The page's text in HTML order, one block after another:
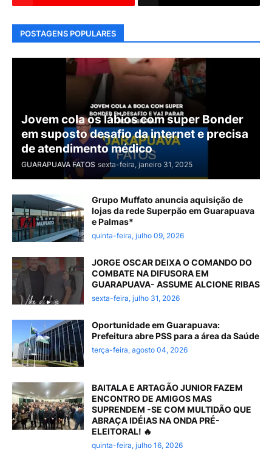
POSTAGENS POPULARES
Jovem cola os lábios com super Bonder
em suposto desafio da internet e precisa
de atendimento médico
GUARAPUAVA FATOS sexta-feira, janeiro 31, 2025
Grupo Muffato anuncia aquisição de
lojas da rede Superpão em Guarapuava
e Palmas*
quinta-feira, julho 09, 2026
JORGE OSCAR DEIXA O COMANDO DO
COMBATE NA DIFUSORA EM
GUARAPUAVA- ASSUME ALCIONE RIBAS
sexta-feira, julho 31, 2026
Oportunidade em Guarapuava:
Prefeitura abre PSS para a área da Saúde
terça-feira, agosto 04, 2026
BAITALA E ARTAGÃO JUNIOR FAZEM
ENCONTRO DE AMIGOS MAS
SUPRENDEM -SE COM MULTIDÃO QUE
ABRAÇA IDÉIAS NA ONDA PRÉ-
ELEITORAL! 🔥
quinta-feira, julho 16, 2026